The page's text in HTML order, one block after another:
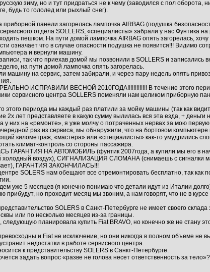
зиму, но и тут придраться не к чему (заводился с пол оборота,
будь то гололед или рыхлый снег).
приборной панели загорелась лампочка AIRBAG (подушка
отдела SOLLERS, «специалисты» забрали у нас Фунтика
пешком. На пути домой лампочка AIRBAG опять загорелась,
означает что в случае опасности подушка не появится!!! Видимо
и вернули машину.
так что приехав домой мы позвонили в SOLLERS и записались
на пути домой лампочка опять загорелась.
машину на сервис, затем забирали, и через пару недель опять
ИСПРАВИЛИ ВЕСНОЙ 2010ГОДА!!!!!!!!!!!!! В течение этого
сервисного центра SOLLERS поменяли нам целиком приборную
этого периода мы каждый раз платили за мойку машины (так как
2х лет представляете в какую сумму вылилась вся эта езда, +
них на «ремонте», я уже молчу о потраченных нервах за мою
раз из сервиса, мы обнаружили, что на бортовом
километраж, «мастера» или «специалисты» как-то умудрились
климат-контроль со стороны пассажира.
ГАРАНТИЯ НА АВТОМОБИЛЬ (фунтик 2007года, а купили мы его в
воздух), СИГНАЛИЗАЦИЯ СЛОМАНА (снимаешь с сигналки
ГАРАНТИЯ ЗАКОНЧИЛАСЬ!!!
SOLERS нам обещают все отремонтировать бесплатно, так как
уже 5 месяцев (я конечно понимаю что детали идут из Италии
прибудут, но проходит месяц мы звоним, а нам говорят, что не в
SOLERS в Санкт-Петербурге не имеет своего
или по несколько месяцев из-за границы.
планировала купить Fiat BRAVO, но конечно же не стану
и Fiat не исключение, но они никогда в полном объеме не
недостатки в работе сервисного центра.
к представительству SOLERS в Санкт-Петербурге.
задать вопрос «разве не голова несет ответственность за